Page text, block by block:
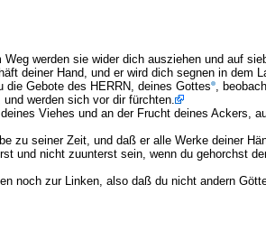
werden sie wider dich ausziehen und auf
deiner Hand, und er wird dich segnen in dem
die Gebote des HERRN, deines Gottes ,
werden sich vor dir fürchten.
Viehes und an der Frucht deines Ackers,
zu seiner Zeit, und daß er alle Werke deiner
und nicht zuunterst sein, wenn du gehorchst
noch zur Linken, also daß du nicht andern